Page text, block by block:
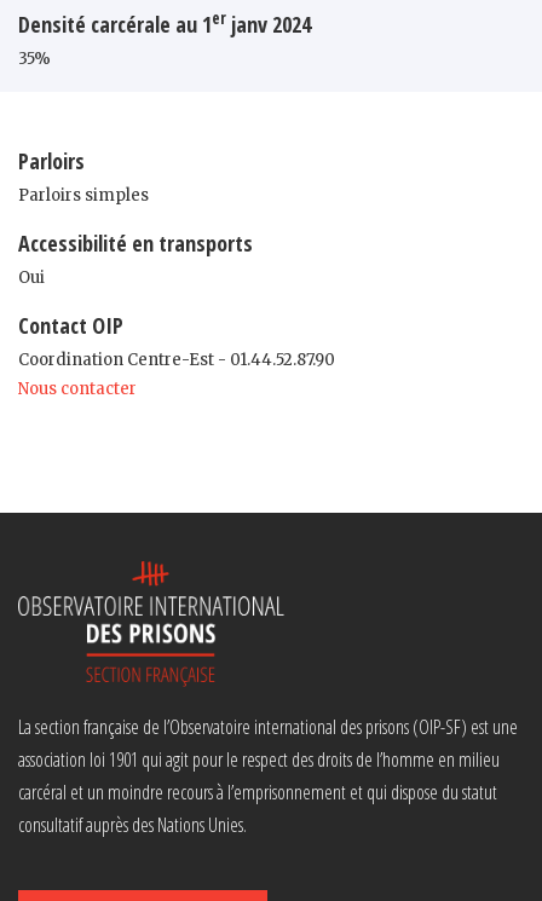
Densité carcérale au 1er janv 2024
35%
Parloirs
Parloirs simples
Accessibilité en transports
Oui
Contact OIP
Coordination Centre-Est - 01.44.52.87.90
Nous contacter
La section française de l’Observatoire international des prisons (OIP-SF) est une
association loi 1901 qui agit pour le respect des droits de l’homme en milieu
carcéral et un moindre recours à l’emprisonnement et qui dispose du statut
consultatif auprès des Nations Unies.